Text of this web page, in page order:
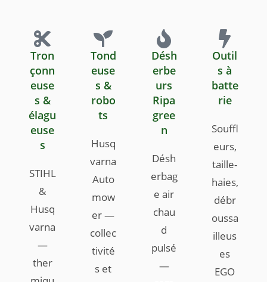
Tron
çonn
euse
s &
élagu
euse
s
STIHL
&
Husq
varna
—
ther
Tond
euse
s &
robo
ts
Husq
varna
Auto
mow
er —
collec
tivité
s et
Désh
erbe
urs
Ripa
gree
n
Désh
erbag
e air
chau
d
pulsé
—
Outil
s à
batte
rie
Souffl
eurs,
taille-
haies,
débr
oussa
illeus
es
EGO